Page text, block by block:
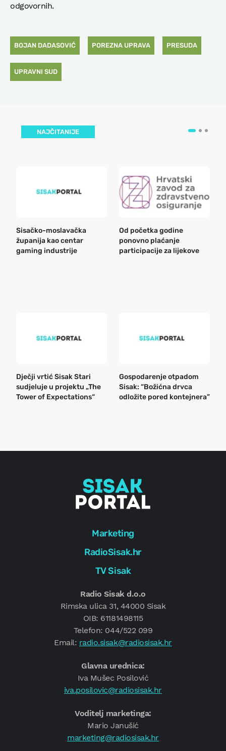
odgovornih.
BOJAN DADASOVIĆ POREZNA UPRAVA PRESUDA
UPRAVNI SUD
NAJČITANIJE
Sisačko-moslavačka
županija kao centar
gaming industrije
Od početka godine
ponovno plaćanje
participacije za lijekove
Dječji vrtić Sisak Stari
sudjeluje u projektu „The
Tower of Expectations“
Gospodarenje otpadom
Sisak: “Božićna drvca
odložite pored kontejnera”
Marketing
RadioSisak.hr
TV Sisak
Radio Sisak d.o.o
Rimska ulica 31, 44000 Sisak
OIB: 61181498115
Telefon: 044/522 099
Email: radio.sisak@radiosisak.hr
Glavna urednica:
Iva Mušec Posilović
iva.posilovic@radiosisak.hr
Voditelj marketinga:
Mario Janušić
marketing@radiosisak.hr